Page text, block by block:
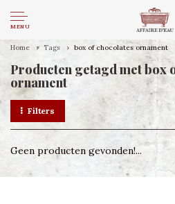
MENU
Home Tags box of chocolates ornament
Producten getagd met box
ornament
Filters
Geen producten gevonden!...